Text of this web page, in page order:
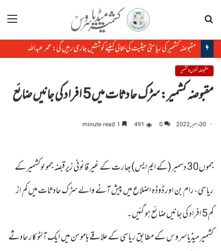
مینو
مقبوضہ کشمیر کی ریاستی حیثیت کی بحالی کیلئے کوششیں جاری رہیں گی: عمر عبداللہ
مقبوضہ جموں و کشمیر
مقبوضہ کشمیر: سڑک حادثات میں 5 افراد کی جانیں ضائع
30 دسمبر, 2022 0
491
جموں30 دسمبر (کے ایم ایس)بھارت کے غیر قانونی زیرقبضہ جموںوکشمیر کے
ریاسی، رام بن اور ڈوڈہ اضلاع میں پیش آنے والے سڑ ک حادثات میں کم از
کم5 افراد کی جانیں ضائع ہو گئیں۔
کشمیر میڈیاسروس کے مطابق ریاسی کے علاقے ہاموسن میں ایک آلٹو کار حادثے